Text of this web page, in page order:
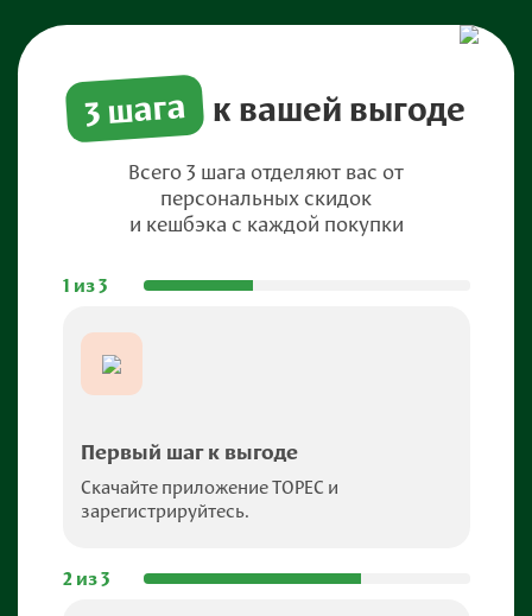
3 шага к вашей выгоде
Всего 3 шага отделяют вас от
персональных скидок
и кешбэка с каждой покупки
1 из 3
Первый шаг к выгоде
Скачайте приложение TOPEC и
зарегистрируйтесь.
2 из 3